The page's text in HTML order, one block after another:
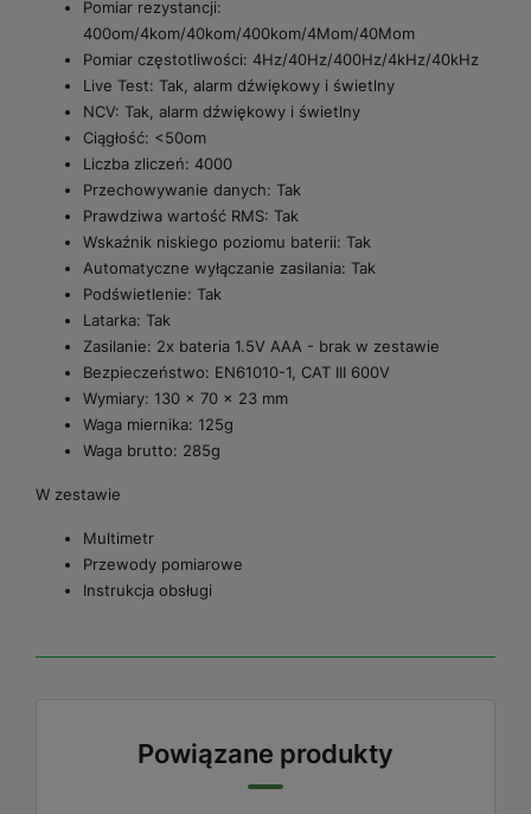
Pomiar rezystancji:
400om/4kom/40kom/400kom/4Mom/40Mom
Pomiar częstotliwości: 4Hz/40Hz/400Hz/4kHz/40kHz
Live Test: Tak, alarm dźwiękowy i świetlny
NCV: Tak, alarm dźwiękowy i świetlny
Ciągłość: <50om
Liczba zliczeń: 4000
Przechowywanie danych: Tak
Prawdziwa wartość RMS: Tak
Wskaźnik niskiego poziomu baterii: Tak
Automatyczne wyłączanie zasilania: Tak
Podświetlenie: Tak
Latarka: Tak
Zasilanie: 2x bateria 1.5V AAA - brak w zestawie
Bezpieczeństwo: EN61010-1, CAT III 600V
Wymiary: 130 x 70 x 23 mm
Waga miernika: 125g
Waga brutto: 285g
W zestawie
Multimetr
Przewody pomiarowe
Instrukcja obsługi
Powiązane produkty